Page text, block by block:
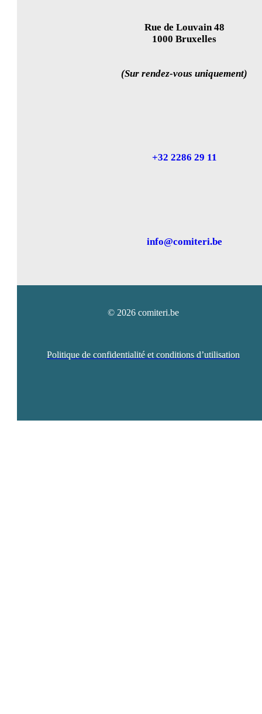
Rue de Louvain 48
1000 Bruxelles
(Sur rendez-vous uniquement)
+32 2286 29 11
info@comiteri.be
© 2026 comiteri.be
Politique de confidentialité et conditions d’utilisation